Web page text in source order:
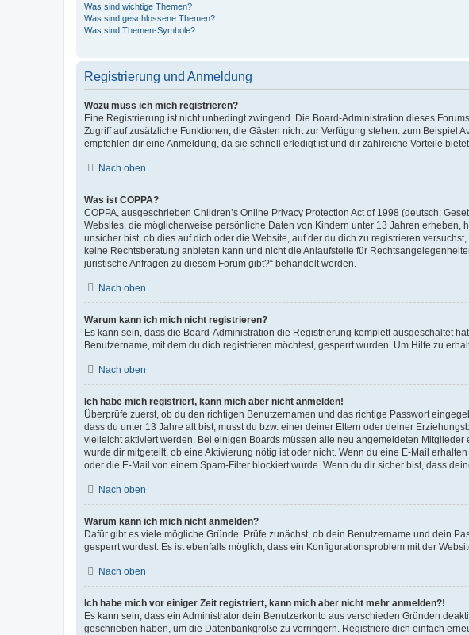
Was sind wichtige Themen?
Was sind geschlossene Themen?
Was sind Themen-Symbole?
Registrierung und Anmeldung
Wozu muss ich mich registrieren?
Eine Registrierung ist nicht unbedingt zwingend. Die Board-Administration dieses
Zugriff auf zusätzliche Funktionen, die Gästen nicht zur Verfügung stehen: zum Beispiel
empfehlen dir eine Anmeldung, da sie schnell erledigt ist und dir zahlreiche Vorteile bietet.
Nach oben
Was ist COPPA?
COPPA, ausgeschrieben Children’s Online Privacy Protection Act of 1998 (deutsch:
Websites, die möglicherweise persönliche Daten von Kindern unter 13 Jahren
unsicher bist, ob dies auf dich oder die Website, auf der du dich zu registrieren
keine Rechtsberatung anbieten kann und nicht die Anlaufstelle für
juristische Anfragen zu diesem Forum gibt?“ behandelt werden.
Nach oben
Warum kann ich mich nicht registrieren?
Es kann sein, dass die Board-Administration die Registrierung komplett ausgeschaltet
Benutzername, mit dem du dich registrieren möchtest, gesperrt wurden. Um Hilfe zu
Nach oben
Ich habe mich registriert, kann mich aber nicht anmelden!
Überprüfe zuerst, ob du den richtigen Benutzernamen und das richtige Passwort
dass du unter 13 Jahre alt bist, musst du bzw. einer deiner Eltern oder deiner
vielleicht aktiviert werden. Bei einigen Boards müssen alle neu angemeldeten
wurde dir mitgeteilt, ob eine Aktivierung nötig ist oder nicht. Wenn du eine E-Mail
oder die E-Mail von einem Spam-Filter blockiert wurde. Wenn du dir sicher bist, dass
Nach oben
Warum kann ich mich nicht anmelden?
Dafür gibt es viele mögliche Gründe. Prüfe zunächst, ob dein Benutzername und dein
gesperrt wurdest. Es ist ebenfalls möglich, dass ein Konfigurationsproblem mit der
Nach oben
Ich habe mich vor einiger Zeit registriert, kann mich aber nicht mehr anmelden?!
Es kann sein, dass ein Administrator dein Benutzerkonto aus verschieden Gründen
geschrieben haben, um die Datenbankgröße zu verringern. Registriere dich einfach